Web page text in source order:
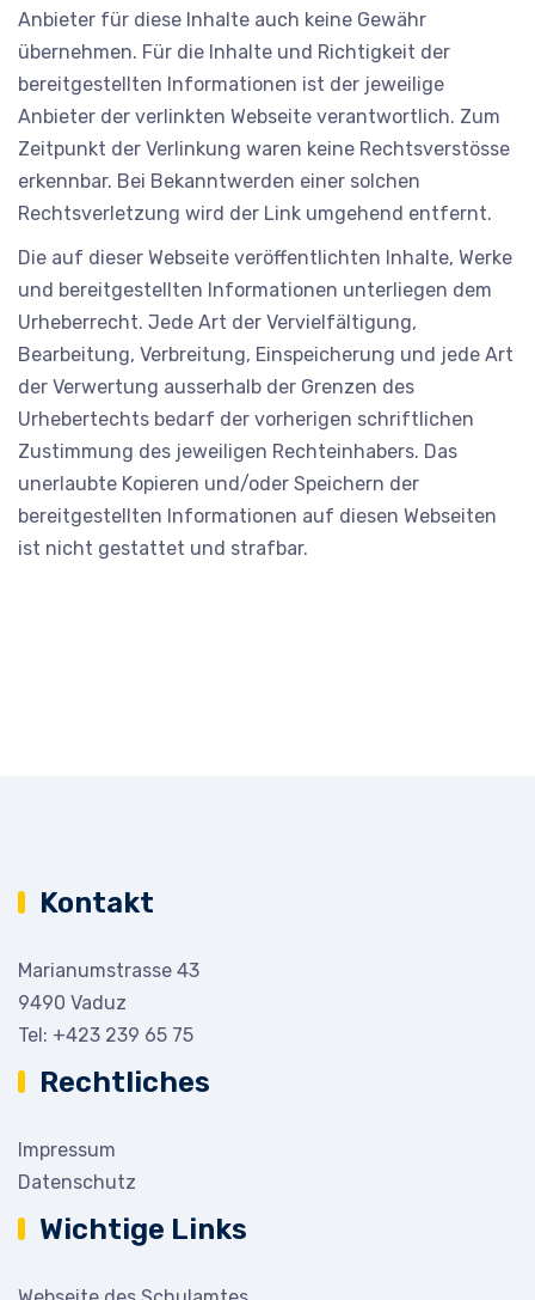
Anbieter für diese Inhalte auch keine Gewähr
übernehmen. Für die Inhalte und Richtigkeit der
bereitgestellten Informationen ist der jeweilige
Anbieter der verlinkten Webseite verantwortlich. Zum
Zeitpunkt der Verlinkung waren keine Rechtsverstösse
erkennbar. Bei Bekanntwerden einer solchen
Rechtsverletzung wird der Link umgehend entfernt.
Die auf dieser Webseite veröffentlichten Inhalte, Werke
und bereitgestellten Informationen unterliegen dem
Urheberrecht. Jede Art der Vervielfältigung,
Bearbeitung, Verbreitung, Einspeicherung und jede Art
der Verwertung ausserhalb der Grenzen des
Urhebertechts bedarf der vorherigen schriftlichen
Zustimmung des jeweiligen Rechteinhabers. Das
unerlaubte Kopieren und/oder Speichern der
bereitgestellten Informationen auf diesen Webseiten
ist nicht gestattet und strafbar.
Kontakt
Marianumstrasse 43
9490 Vaduz
Tel: +423 239 65 75
Rechtliches
Impressum
Datenschutz
Wichtige Links